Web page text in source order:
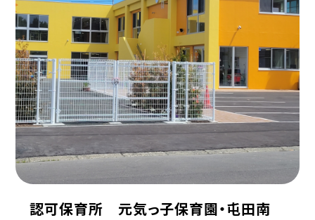
認可保育所 元気っ子保育園・屯田南